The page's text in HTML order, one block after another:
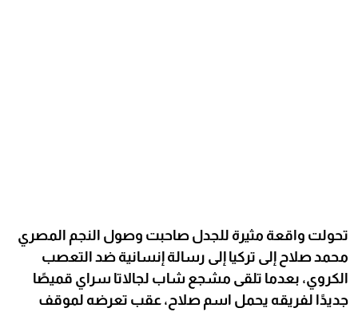
تحولت واقعة مثيرة للجدل صاحبت وصول النجم المصري
محمد صلاح إلى تركيا إلى رسالة إنسانية ضد التعصب
الكروي، بعدما تلقى مشجع شاب لجالاتا سراي قميصًا
جديدًا لفريقه يحمل اسم صلاح، عقب تعرضه لموقف